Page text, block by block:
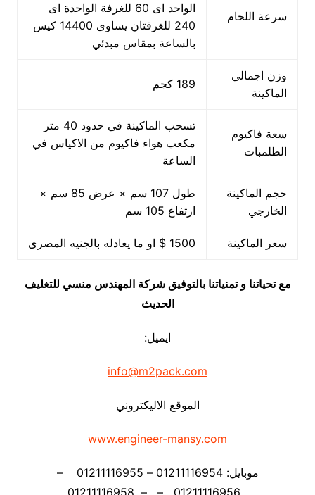
سرعة اللحام
الواحد اى 60 للغرفة الواحدة اى
240 للغرفتان يساوى 14400 كيس
بالساعة بمقاس مبدئي
وزن اجمالي
الماكينة
189 كجم
سعة فاكيوم
الطلمبات
تسحب الماكينة في حدود 40 متر
مكعب هواء فاكيوم من الاكياس في
الساعة
حجم الماكينة
الخارجي
طول 107 سم × عرض 85 سم ×
ارتفاع 105 سم
سعر الماكينة 1500 $ او ما يعادله بالجنيه المصرى
مع تحياتنا و تمنياتنا بالتوفيق شركة المهندس منسي للتغليف
الحديث
ايميل:
info@m2pack.com
الموقع الاليكتروني
www.engineer-mansy.com
موبايل: 01211116954 – 01211116955 –